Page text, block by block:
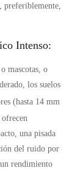
preferiblemente,
Intenso:
mascotas, o
los suelos
(hasta 14 mm
ofrecen
una pisada
del ruido por
rendimiento